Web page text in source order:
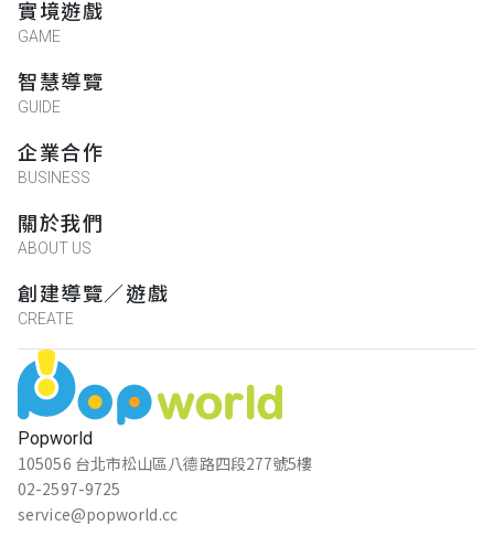
Popworld
105056 台北市松山區八德路四段277號5樓
02-2597-9725
service@popworld.cc
實境遊戲
GAME
智慧導覽
GUIDE
企業合作
BUSINESS
關於我們
ABOUT US
創建導覽／遊戲
CREATE